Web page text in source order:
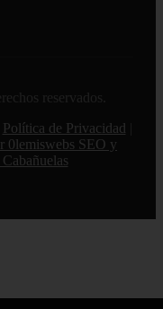
reservados.
Política de Privacidad
0lemiswebs SEO y